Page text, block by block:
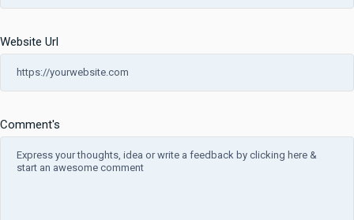
Comment's
Website Url